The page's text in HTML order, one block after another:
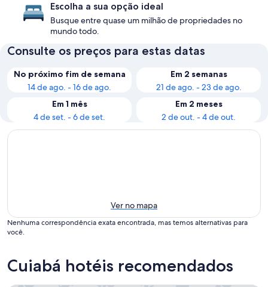
Escolha a sua opção ideal
Busque entre quase um milhão de propriedades no
mundo todo.
Consulte os preços para estas datas
No próximo fim de semana
14 de ago. - 16 de ago.
Em 2 semanas
21 de ago. - 23 de ago.
Em 1 mês
4 de set. - 6 de set.
Em 2 meses
2 de out. - 4 de out.
Ver no mapa
Nenhuma correspondência exata encontrada, mas temos alternativas para
você.
Cuiabá hotéis recomendados